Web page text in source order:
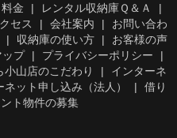
金
レンタル収納庫Ｑ＆Ａ
セス 会社案内
お問い合わ
収納庫の使い方
お客様の声
ップ
プライバシーポリシー
小山店のこだわり
インターネ
ネット申し込み（法人）
借り
ト物件の募集